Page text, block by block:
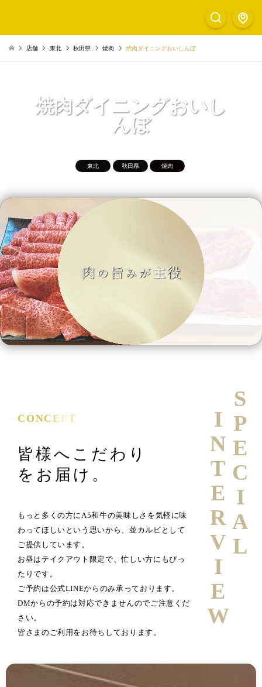
店舗 東北 秋田県 焼肉 焼肉ダイニングおいしんぼ
焼肉ダイニングおいし
んぼ
東北 秋田県 焼肉
CONCEPT
皆様へこだわり
をお届け。
もっと多くの方にA5和牛の美味しさを気軽に味
わってほしいという思いから、並カルビとして
ご提供しています。
お昼はテイクアウト限定で、忙しい方にもぴっ
たりです。
ご予約は公式LINEからのみ承っております。
DMからの予約は対応できませんのでご注意くだ
さい。
皆さまのご利用をお待ちしております。
SPECIAL
INTERVIEW